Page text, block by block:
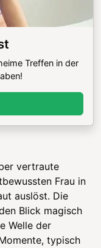
Treffen in der
vertraute
Frau in
auslöst. Die
Blick magisch
Welle der
typisch